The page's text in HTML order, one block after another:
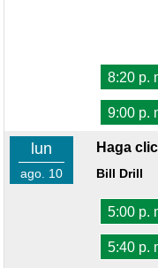
8:20 p.
9:00 p.
lun
ago. 10
Haga
Bill Drill
5:00 p.
5:40 p.